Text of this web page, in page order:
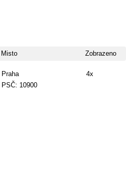
Misto Zobrazeno
Praha
PSČ: 10900
4x